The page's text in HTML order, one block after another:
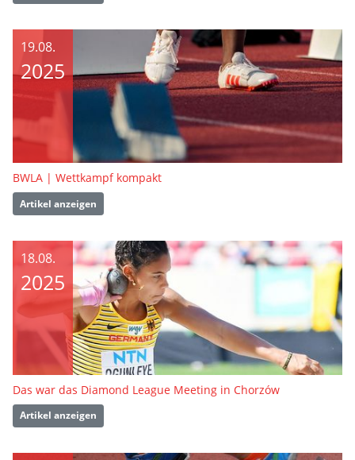
19.08.
2025
BWLA | Wettkampf kompakt
Artikel anzeigen
18.08.
2025
Das war das Diamond League Meeting in Chorzów
Artikel anzeigen